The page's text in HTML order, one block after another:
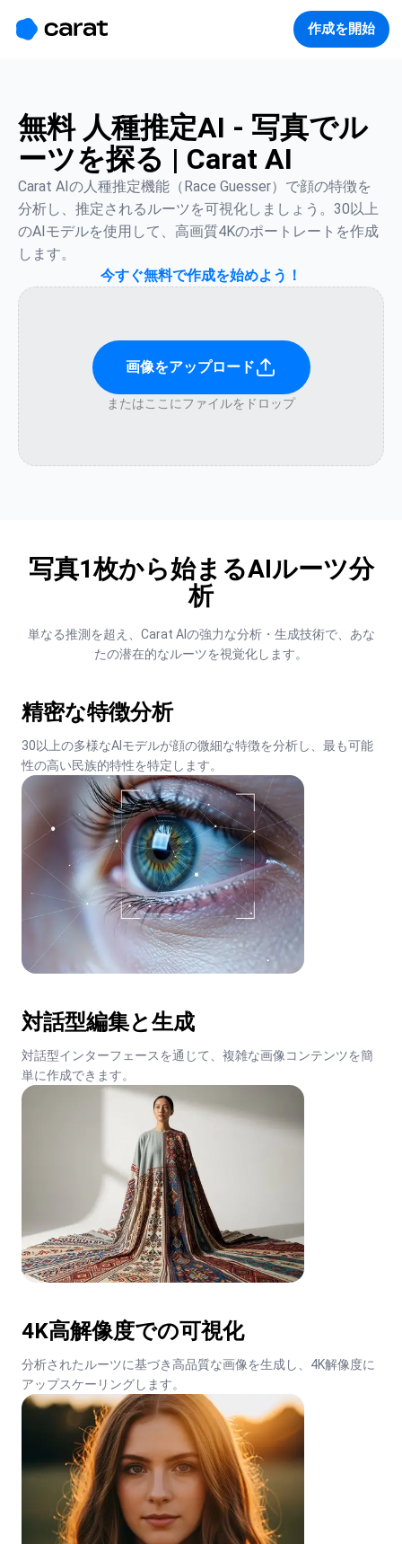
作成を開始
無料 人種推定AI - 写真でル
ーツを探る | Carat AI
Carat AIの人種推定機能（Race Guesser）で顔の特徴を
分析し、推定されるルーツを可視化しましょう。30以上
のAIモデルを使用して、高画質4Kのポートレートを作成
します。
今すぐ無料で作成を始めよう！
画像をアップロード
またはここにファイルをドロップ
写真1枚から始まるAIルーツ分
析
単なる推測を超え、Carat AIの強力な分析・生成技術で、あな
たの潜在的なルーツを視覚化します。
精密な特徴分析
30以上の多様なAIモデルが顔の微細な特徴を分析し、最も可能
性の高い民族的特性を特定します。
対話型編集と生成
対話型インターフェースを通じて、複雑な画像コンテンツを簡
単に作成できます。
4K高解像度での可視化
分析されたルーツに基づき高品質な画像を生成し、4K解像度に
アップスケーリングします。